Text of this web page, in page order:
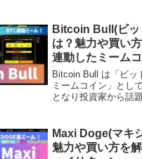
Bitcoin Bull(ビッ
は？魅力や買い
連動したミームコ
Bitcoin Bull は「ビッ
ミームコイン」とし
となり投資家から話
もわかりやすく解説
Maxi Doge(マキ
魅力や買い方を